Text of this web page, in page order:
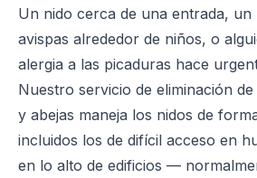
Un nido cerca de una entrada, un
avispas alrededor de niños, o
alergia a las picaduras hace
Nuestro servicio de eliminación
y abejas maneja los nidos de
incluidos los de difícil acceso en
en lo alto de edificios —